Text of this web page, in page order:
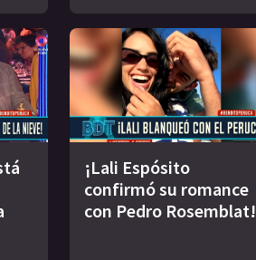
¡Lali Espósito
confirmó su romance
con Pedro Rosemblat!